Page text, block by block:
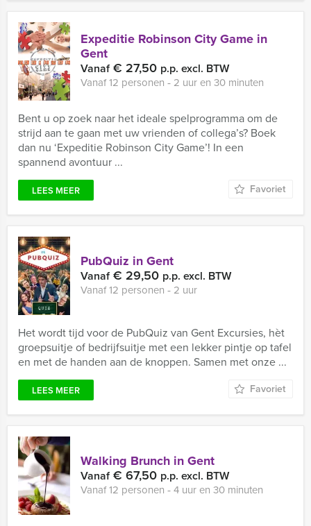
Expeditie Robinson City Game in
Gent
Vanaf€ 27,50 p.p. excl. BTW
Vanaf 12 personen ‐ 2 uur en 30 minuten
Bent u op zoek naar het ideale spelprogramma om de
strijd aan te gaan met uw vrienden of collega’s? Boek
dan nu ‘Expeditie Robinson City Game’! In een
spannend avontuur ...
LEES MEER Favoriet
PubQuiz in Gent
Vanaf€ 29,50 p.p. excl. BTW
Vanaf 12 personen ‐ 2 uur
Het wordt tijd voor de PubQuiz van Gent Excursies, hèt
groepsuitje of bedrijfsuitje met een lekker pintje op tafel
en met de handen aan de knoppen. Samen met onze ...
LEES MEER Favoriet
Walking Brunch in Gent
Vanaf€ 67,50 p.p. excl. BTW
Vanaf 12 personen ‐ 4 uur en 30 minuten